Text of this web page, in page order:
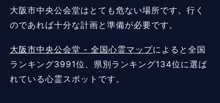
大阪市中央公会堂はとても危ない場所です。行く
のであれば十分な計画と準備が必要です。
大阪市中央公会堂 - 全国心霊マップによると全国
ランキング3991位、県別ランキング134位に選ば
れている心霊スポットです。